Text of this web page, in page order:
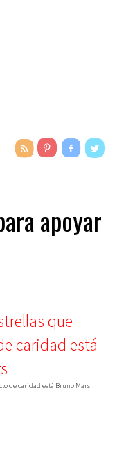
apoyar
de caridad está Bruno Mars